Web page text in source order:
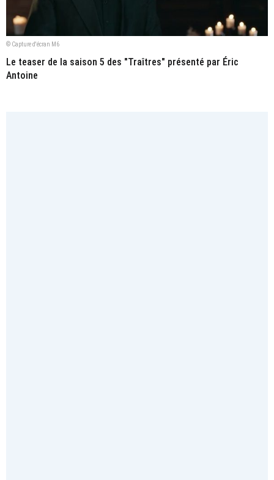
© Capture d'écran M6
Le teaser de la saison 5 des "Traîtres" présenté par Éric
Antoine